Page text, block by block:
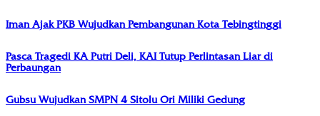
Iman Ajak PKB Wujudkan Pembangunan Kota Tebingtinggi
Pasca Tragedi KA Putri Deli, KAI Tutup Perlintasan Liar di
Perbaungan
Gubsu Wujudkan SMPN 4 Sitolu Ori Miliki Gedung